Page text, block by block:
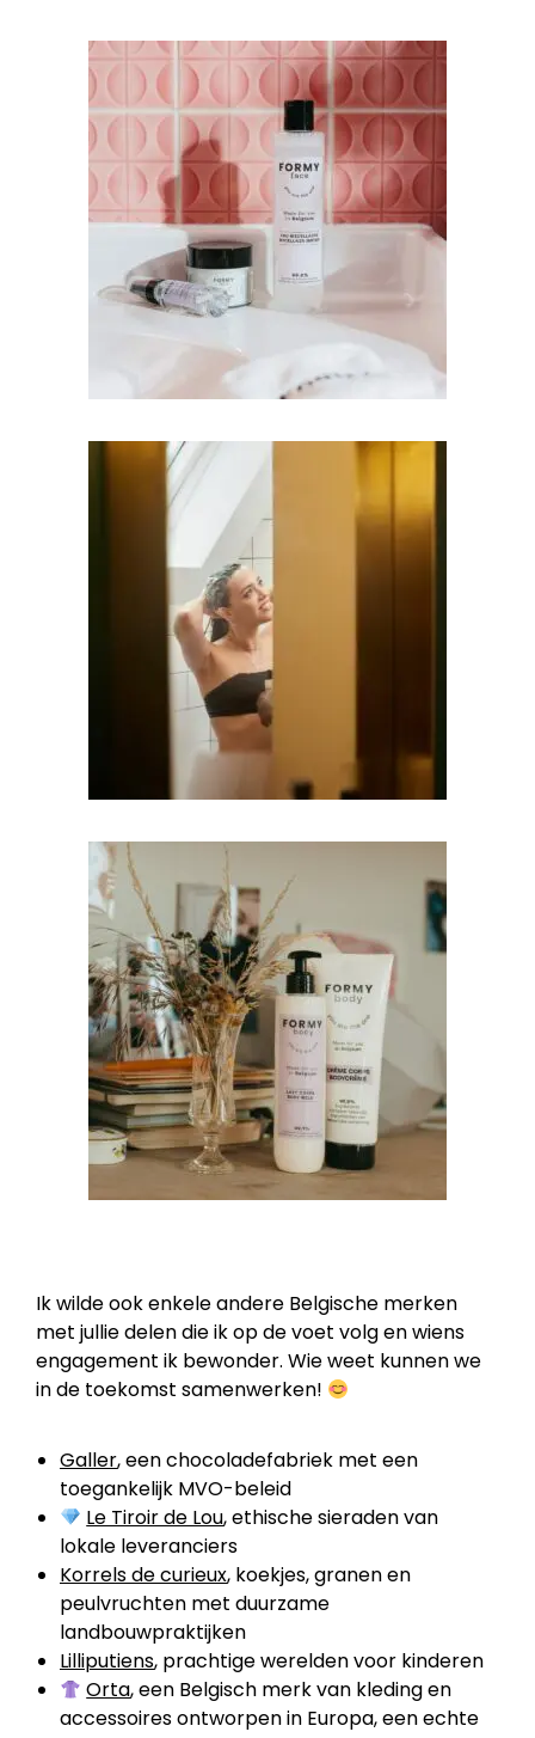
Ik wilde ook enkele andere Belgische merken
met jullie delen die ik op de voet volg en wiens
engagement ik bewonder. Wie weet kunnen we
in de toekomst samenwerken!
Galler, een chocoladefabriek met een
toegankelijk MVO-beleid
Le Tiroir de Lou, ethische sieraden van
lokale leveranciers
Korrels de curieux, koekjes, granen en
peulvruchten met duurzame
landbouwpraktijken
Lilliputiens, prachtige werelden voor kinderen
Orta, een Belgisch merk van kleding en
accessoires ontworpen in Europa, een echte